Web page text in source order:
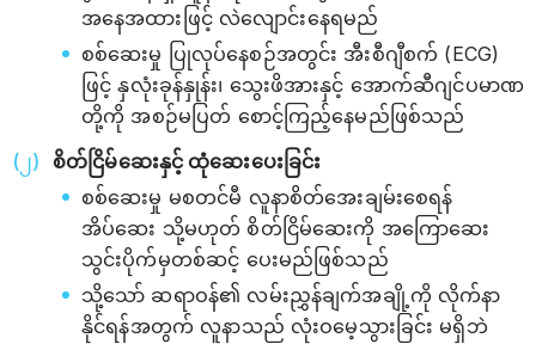
အနေအထားဖြင့် လဲလျောင်းနေရမည်
စစ်ဆေးမှု ပြုလုပ်နေစဉ်အတွင်း အီးစီဂျီစက် (ECG)
ဖြင့် နှလုံးခုန်နှုန်း၊ သွေးဖိအားနှင့် အောက်ဆီဂျင်ပမာဏ
တို့ကို အစဉ်မပြတ် စောင့်ကြည့်နေမည်ဖြစ်သည်
စိတ်ငြိမ်ဆေးနှင့် ထုံဆေးပေးခြင်း
စစ်ဆေးမှု မစတင်မီ လူနာစိတ်အေးချမ်းစေရန်
အိပ်ဆေး သို့မဟုတ် စိတ်ငြိမ်ဆေးကို အကြောဆေး
သွင်းပိုက်မှတစ်ဆင့် ပေးမည်ဖြစ်သည်
သို့သော် ဆရာဝန်၏ လမ်းညွှန်ချက်အချို့ကို လိုက်နာ
နိုင်ရန်အတွက် လူနာသည် လုံးဝမေ့သွားခြင်း မရှိဘဲ